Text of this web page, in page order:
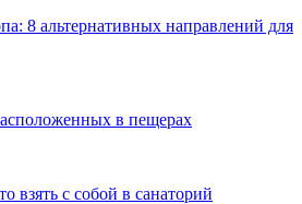
8 альтернативных направлений для
в пещерах
взять с собой в санаторий